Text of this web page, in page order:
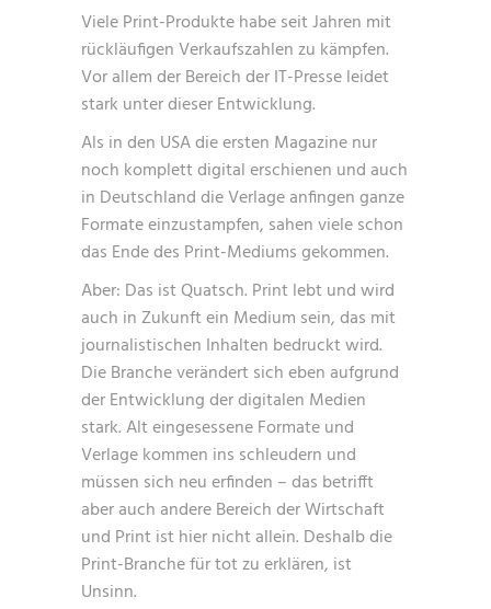
Viele Print-Produkte habe seit Jahren mit
rückläufigen Verkaufszahlen zu kämpfen.
Vor allem der Bereich der IT-Presse leidet
stark unter dieser Entwicklung.
Als in den USA die ersten Magazine nur
noch komplett digital erschienen und auch
in Deutschland die Verlage anfingen ganze
Formate einzustampfen, sahen viele schon
das Ende des Print-Mediums gekommen.
Aber: Das ist Quatsch. Print lebt und wird
auch in Zukunft ein Medium sein, das mit
journalistischen Inhalten bedruckt wird.
Die Branche verändert sich eben aufgrund
der Entwicklung der digitalen Medien
stark. Alt eingesessene Formate und
Verlage kommen ins schleudern und
müssen sich neu erfinden – das betrifft
aber auch andere Bereich der Wirtschaft
und Print ist hier nicht allein. Deshalb die
Print-Branche für tot zu erklären, ist
Unsinn.